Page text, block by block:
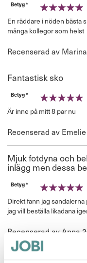
Betyg *
En räddare i nöden bästa
många kollegor som helst
Recenserad av Marina
Fantastisk sko
Betyg *
Är inne på mitt 8 par nu
Recenserad av Emelie
Mjuk fotdyna och
inlägg men dessa
Betyg *
Direkt fann jag
jag vill beställa likadana
Recenserad av Anna
Arbetsskor